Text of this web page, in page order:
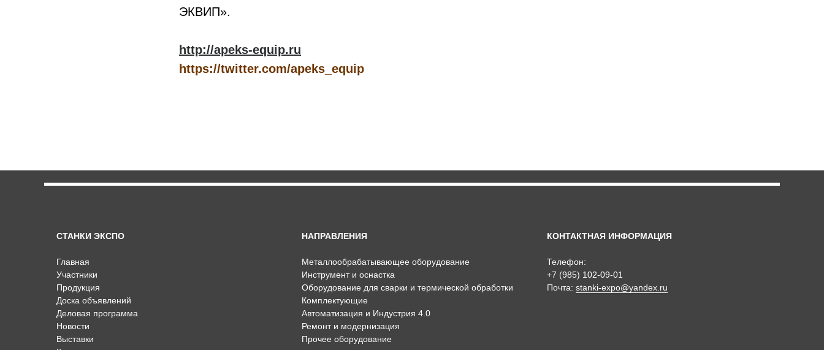
ЭКВИП».
http://apeks-equip.ru
https://twitter.com/apeks_equip
СТАНКИ ЭКСПО
Главная
Участники
Продукция
Доска объявлений
Деловая программа
Новости
Выставки
НАПРАВЛЕНИЯ
Металлообрабатывающее оборудование
Инструмент и оснастка
Оборудование для сварки и термической обработки
Комплектующие
Автоматизация и Индустрия 4.0
Ремонт и модернизация
Прочее оборудование
КОНТАКТНАЯ ИНФОРМАЦИЯ
Телефон:
+7 (985) 102-09-01
Почта: stanki-expo@yandex.ru